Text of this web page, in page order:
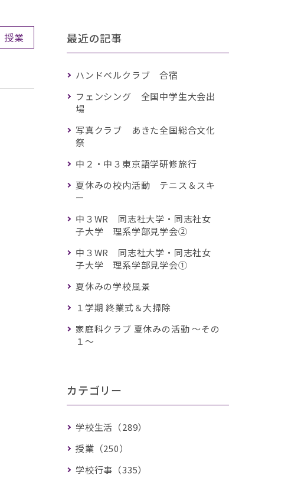
授業 最近の記事
ハンドベルクラブ 合宿
フェンシング 全国中学生大会出
場
写真クラブ あきた全国総合文化
祭
中２・中３東京語学研修旅行
夏休みの校内活動 テニス＆スキ
ー
中３WR 同志社大学・同志社女
子大学 理系学部見学会②
中３WR 同志社大学・同志社女
子大学 理系学部見学会①
夏休みの学校風景
１学期 終業式＆大掃除
家庭科クラブ 夏休みの活動 ～その
１～
カテゴリー
学校生活（289）
授業（250）
学校行事（335）